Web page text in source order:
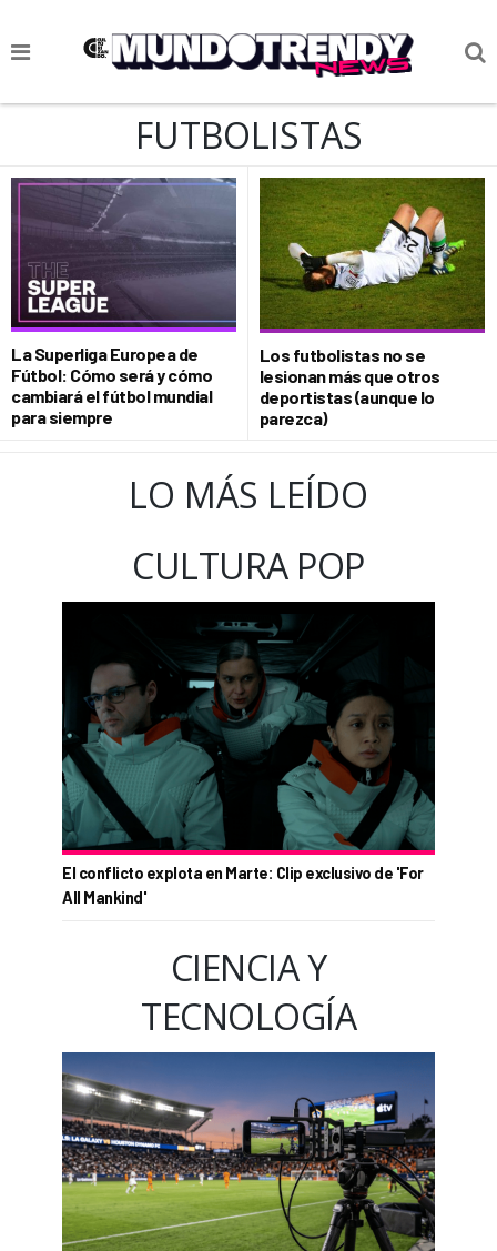
NOTICIAS
CIENCIA Y TECNOLOGÍA
SOCIEDAD
CULTURIZANDO.COM
FUTBOLISTAS
La Superliga Europea de
Fútbol: Cómo será y cómo
cambiará el fútbol mundial
para siempre
Los futbolistas no se
lesionan más que otros
deportistas (aunque lo
parezca)
LO MÁS LEÍDO
CULTURA POP
El conflicto explota en Marte: Clip exclusivo de 'For
All Mankind'
CIENCIA Y
TECNOLOGÍA